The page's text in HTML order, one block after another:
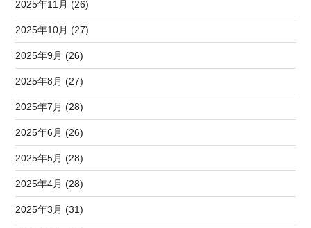
2025年11月 (26)
2025年10月 (27)
2025年9月 (26)
2025年8月 (27)
2025年7月 (28)
2025年6月 (26)
2025年5月 (28)
2025年4月 (28)
2025年3月 (31)